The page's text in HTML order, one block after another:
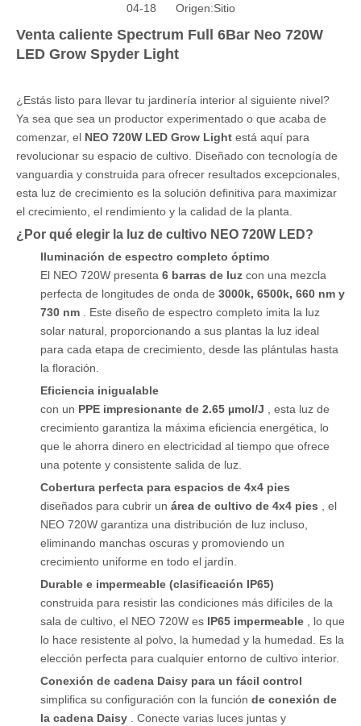
04-18 Origen:Sitio
Venta caliente Spectrum Full 6Bar Neo 720W
LED Grow Spyder Light
¿Estás listo para llevar tu jardinería interior al siguiente nivel?
Ya sea que sea un productor experimentado o que acaba de
comenzar, el NEO 720W LED Grow Light está aquí para
revolucionar su espacio de cultivo. Diseñado con tecnología de
vanguardia y construida para ofrecer resultados excepcionales,
esta luz de crecimiento es la solución definitiva para maximizar
el crecimiento, el rendimiento y la calidad de la planta.
¿Por qué elegir la luz de cultivo NEO 720W LED?
Iluminación de espectro completo óptimo
El NEO 720W presenta 6 barras de luz con una mezcla
perfecta de longitudes de onda de 3000k, 6500k, 660 nm y
730 nm
. Este diseño de espectro completo imita la luz
solar natural, proporcionando a sus plantas la luz ideal
para cada etapa de crecimiento, desde las plántulas hasta
la floración.
Eficiencia inigualable
con un PPE impresionante de 2.65 µmol/J
, esta luz de
crecimiento garantiza la máxima eficiencia energética, lo
que le ahorra dinero en electricidad al tiempo que ofrece
una potente y consistente salida de luz.
Cobertura perfecta para espacios de 4x4 pies
diseñados para cubrir un área de cultivo de 4x4 pies
, el
NEO 720W garantiza una distribución de luz incluso,
eliminando manchas oscuras y promoviendo un
crecimiento uniforme en todo el jardín.
Durable e impermeable (clasificación IP65)
construida para resistir las condiciones más difíciles de la
sala de cultivo, el NEO 720W es IP65 impermeable
, lo que
lo hace resistente al polvo, la humedad y la humedad. Es la
elección perfecta para cualquier entorno de cultivo interior.
Conexión de cadena Daisy para un fácil control
simplifica su configuración con la función de conexión de
la cadena Daisy
. Conecte varias luces juntas y